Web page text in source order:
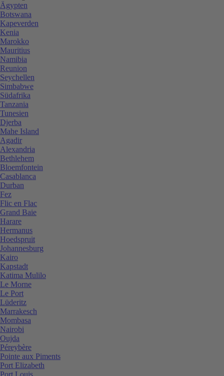
Ägypten
Botswana
Kapeverden
Kenia
Marokko
Mauritius
Namibia
Reunion
Seychellen
Simbabwe
Südafrika
Tanzania
Tunesien
Djerba
Mahe Island
Agadir
Alexandria
Bethlehem
Bloemfontein
Casablanca
Durban
Fez
Flic en Flac
Grand Baie
Harare
Hermanus
Hoedspruit
Johannesburg
Kairo
Kapstadt
Katima Mulilo
Le Morne
Le Port
Lüderitz
Marrakesch
Mombasa
Nairobi
Oujda
Péreybère
Pointe aux Piments
Port Elizabeth
Port Louis